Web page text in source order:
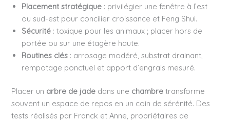
Placement stratégique : privilégier une fenêtre à l’est
ou sud-est pour concilier croissance et Feng Shui.
Sécurité : toxique pour les animaux ; placer hors de
portée ou sur une étagère haute.
Routines clés : arrosage modéré, substrat drainant,
rempotage ponctuel et apport d’engrais mesuré.
Placer un arbre de jade dans une chambre transforme
souvent un espace de repos en un coin de sérénité. Des
tests réalisés par Franck et Anne, propriétaires de